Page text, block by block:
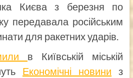
Києва з березня по
передавала російським
для ракетних ударів.
в Київській міській
Економічні новини з